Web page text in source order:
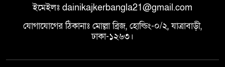
ইমেইলঃ dainikajkerbangla21@gmail.com
যোগাযোগের ঠিকানাঃ মোল্লা ব্রিজ, হোল্ডিং-০/২, যাত্রাবাড়ী,
ঢাকা-১২৬৩।